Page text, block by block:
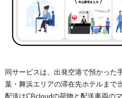
同サービスは、出発空港で預かった
葉・舞浜エリアの滞在先ホテルまで
配送はCBcloudの荷物と配送車両の